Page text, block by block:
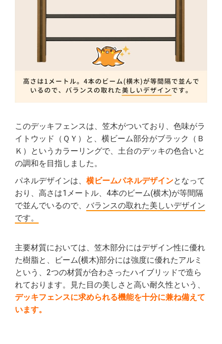
このデッキフェンスは、笠木がついており、色味がラ
イトウッド（ＱＹ）と、横ビーム部分がブラック（Ｂ
Ｋ）というカラーリングで、土台のデッキの色合いと
の調和を目指しました。
パネルデザインは、 横ビームパネルデザインとなって
おり、高さは1メートル、4本のビーム(横木)が等間隔
で並んでいるので、 バランスの取れた美しいデザイン
です。
主要材質においては、笠木部分にはデザイン性に優れ
た樹脂と、ビーム(横木)部分には強度に優れたアルミ
という、2つの材質が合わさったハイブリッドで造ら
れております。見た目の美しさと高い耐久性という、
デッキフェンスに求められる機能を十分に兼ね備えて
います。